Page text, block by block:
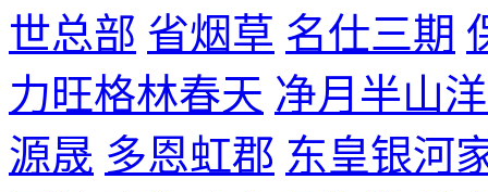
世总部 省烟草 名仕三期
力旺格林春天 净月半山
源晟 多恩虹郡 东皇银河